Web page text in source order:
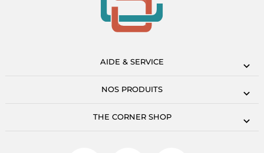
AIDE & SERVICE
NOS PRODUITS
THE CORNER SHOP